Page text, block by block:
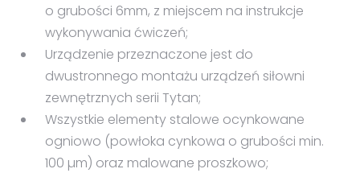
o grubości 6mm, z miejscem na instrukcje
wykonywania ćwiczeń;
Urządzenie przeznaczone jest do
dwustronnego montażu urządzeń siłowni
zewnętrznych serii Tytan;
Wszystkie elementy stalowe ocynkowane
ogniowo (powłoka cynkowa o grubości min.
100 µm) oraz malowane proszkowo;